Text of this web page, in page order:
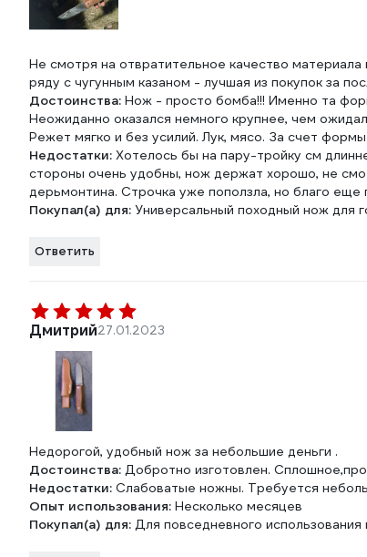
Не смотря на отвратительное качество
ряду с чугунным казаном - лучшая из покупок за
Достоинства: Нож - просто бомба!!! Именно та
Неожиданно оказался немного крупнее, чем
Режет мягко и без усилий. Лук, мясо. За счет
Недостатки: Хотелось бы на пару-тройку см
стороны очень удобны, нож держат хорошо, не
дерьмонтина. Строчка уже поползла, но благо еще
Покупал(а) для: Универсальный походный нож для
Ответить
Дмитрий27.01.2023
Недорогой, удобный нож за небольшие деньги .
Достоинства: Добротно изготовлен.
Недостатки: Слабоватые ножны. Требуется
Опыт использования: Несколько месяцев
Покупал(а) для: Для повседневного